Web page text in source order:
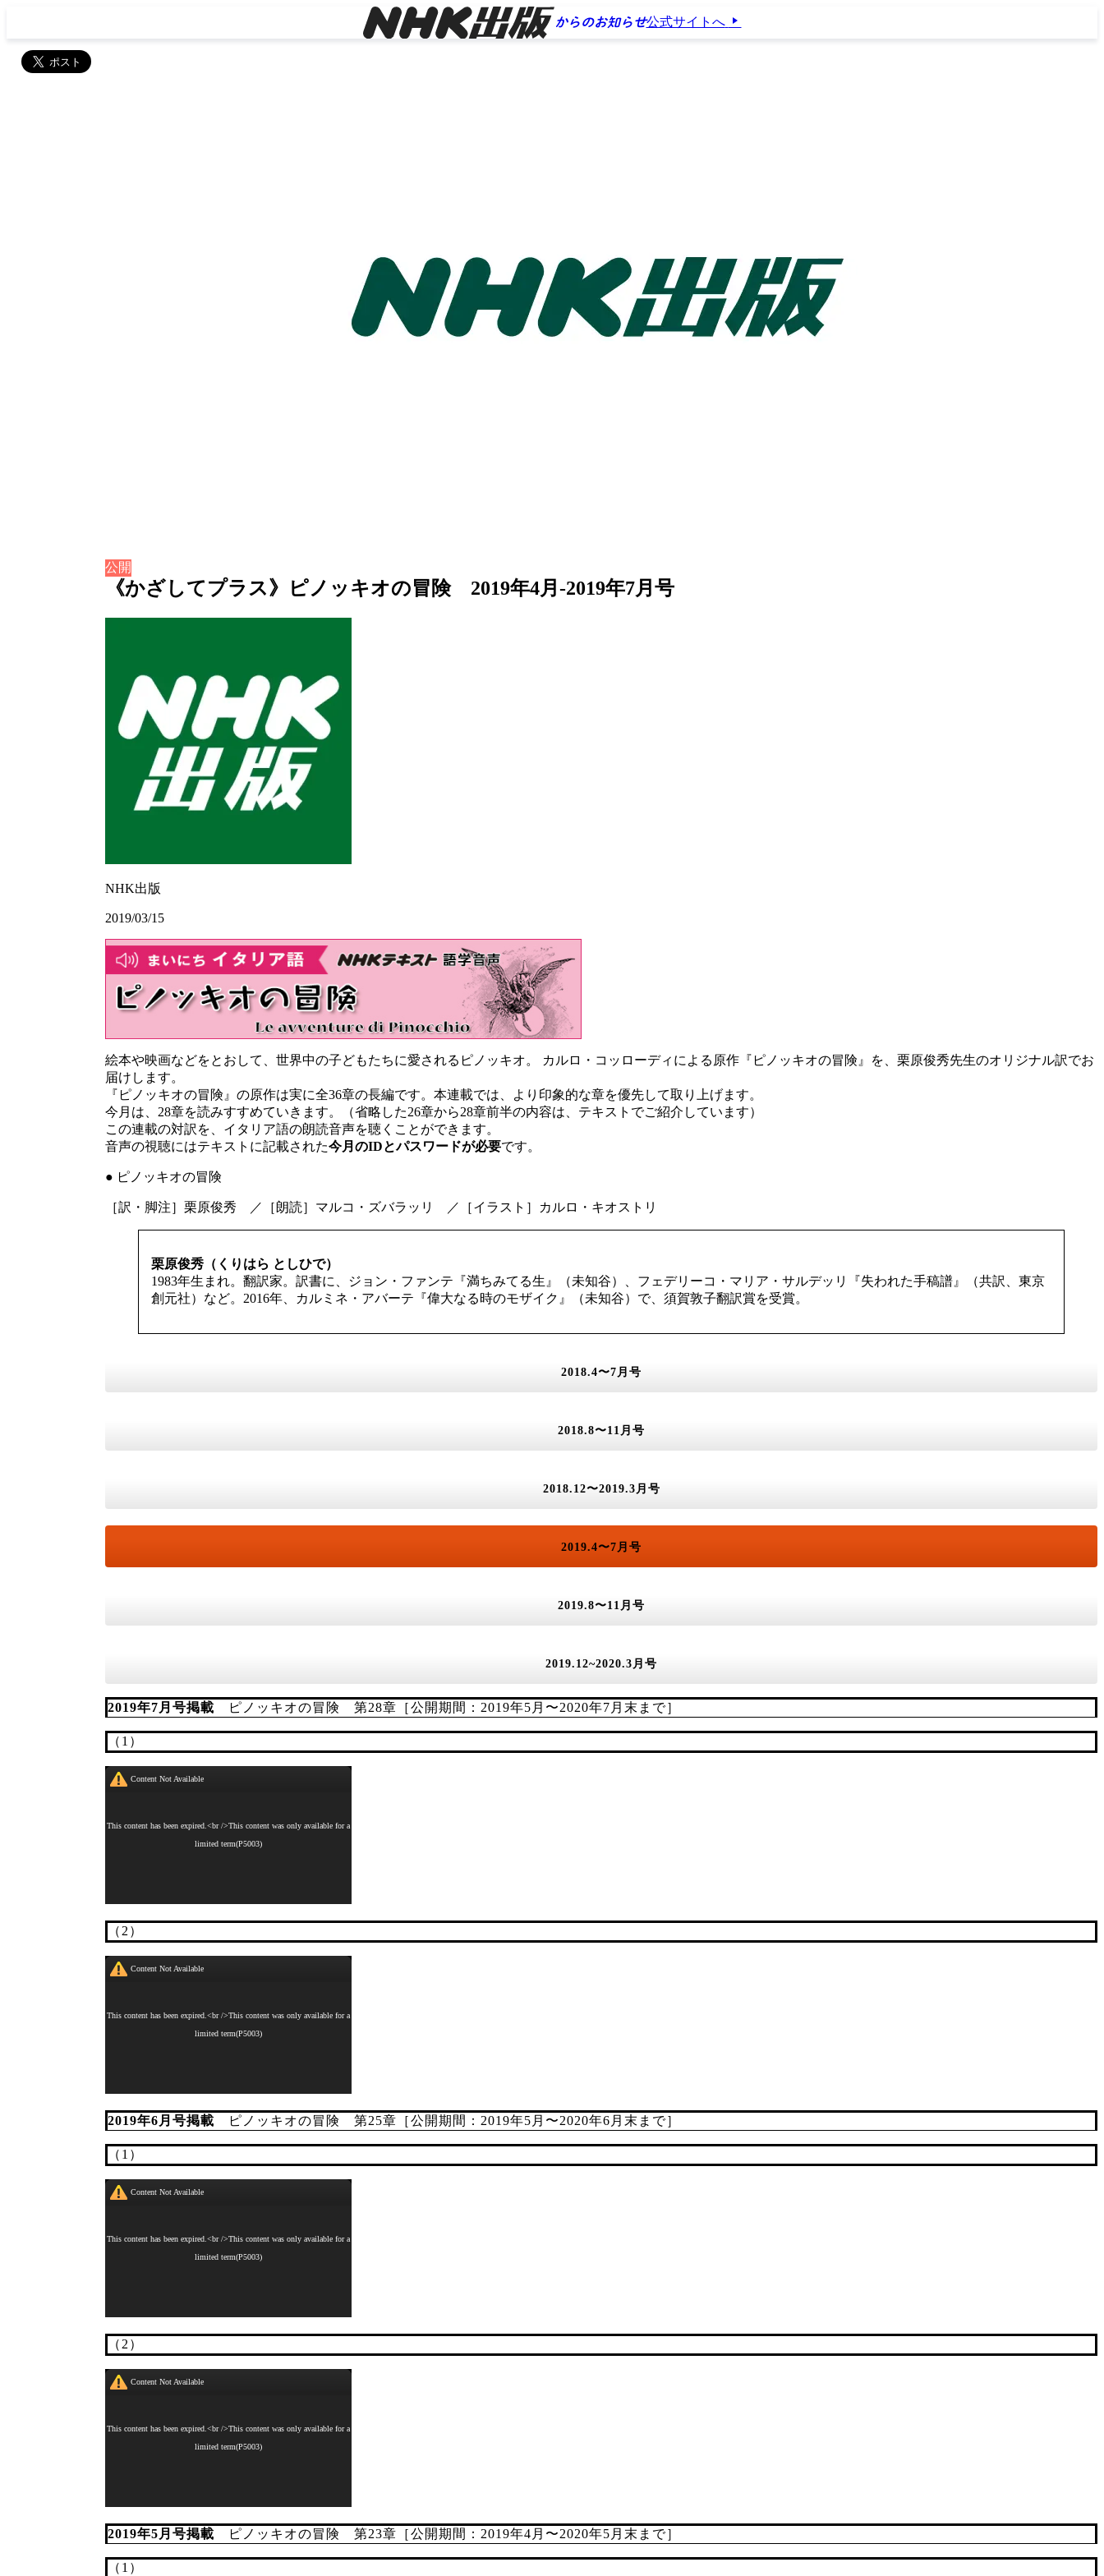
からのお知らせ公式サイトへ
公開
《かざしてプラス》ピノッキオの冒険 2019年4月-2019年7月号
NHK出版
2019/03/15
絵本や映画などをとおして、世界中の子どもたちに愛されるピノッキオ。 カルロ・コッローディによる原作『ピノッキオの冒険』を、栗原俊秀先生のオリジナル訳でお
届けします。
『ピノッキオの冒険』の原作は実に全36章の長編です。本連載では、より印象的な章を優先して取り上げます。
今月は、28章を読みすすめていきます。（省略した26章から28章前半の内容は、テキストでご紹介しています）
この連載の対訳を、イタリア語の朗読音声を聴くことができます。
音声の視聴にはテキストに記載された今月のIDとパスワードが必要です。
● ピノッキオの冒険
［訳・脚注］栗原俊秀 ／［朗読］マルコ・ズバラッリ ／［イラスト］カルロ・キオストリ
栗原俊秀（くりはら としひで）
1983年生まれ。翻訳家。訳書に、ジョン・ファンテ『満ちみてる生』（未知谷）、フェデリーコ・マリア・サルデッリ『失われた手稿譜』（共訳、東京
創元社）など。2016年、カルミネ・アバーテ『偉大なる時のモザイク』（未知谷）で、須賀敦子翻訳賞を受賞。
2018.4〜7月号
2018.8〜11月号
2018.12〜2019.3月号
2019.4〜7月号
2019.8〜11月号
2019.12~2020.3月号
2019年7月号掲載 ピノッキオの冒険 第28章［公開期間：2019年5月〜2020年7月末まで］
（1）
（2）
2019年6月号掲載 ピノッキオの冒険 第25章［公開期間：2019年5月〜2020年6月末まで］
（1）
（2）
2019年5月号掲載 ピノッキオの冒険 第23章［公開期間：2019年4月〜2020年5月末まで］
（1）